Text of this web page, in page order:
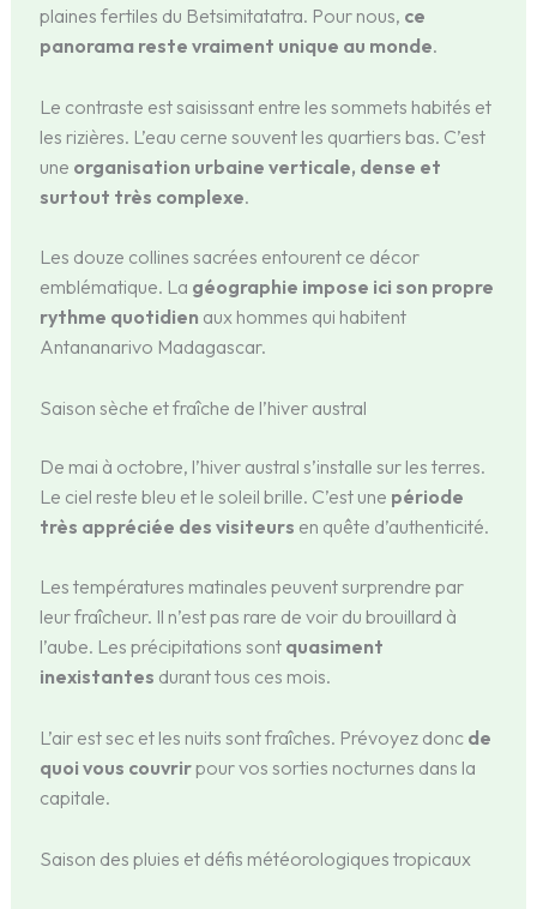
plaines fertiles du Betsimitatatra. Pour nous, ce
panorama reste vraiment unique au monde.
Le contraste est saisissant entre les sommets habités et
les rizières. L’eau cerne souvent les quartiers bas. C’est
une organisation urbaine verticale, dense et
surtout très complexe.
Les douze collines sacrées entourent ce décor
emblématique. La géographie impose ici son propre
rythme quotidien aux hommes qui habitent
Antananarivo Madagascar.
Saison sèche et fraîche de l’hiver austral
De mai à octobre, l’hiver austral s’installe sur les terres.
Le ciel reste bleu et le soleil brille. C’est une période
très appréciée des visiteurs en quête d’authenticité.
Les températures matinales peuvent surprendre par
leur fraîcheur. Il n’est pas rare de voir du brouillard à
l’aube. Les précipitations sont quasiment
inexistantes durant tous ces mois.
L’air est sec et les nuits sont fraîches. Prévoyez donc de
quoi vous couvrirpour vos sorties nocturnes dans la
capitale.
Saison des pluies et défis météorologiques tropicaux